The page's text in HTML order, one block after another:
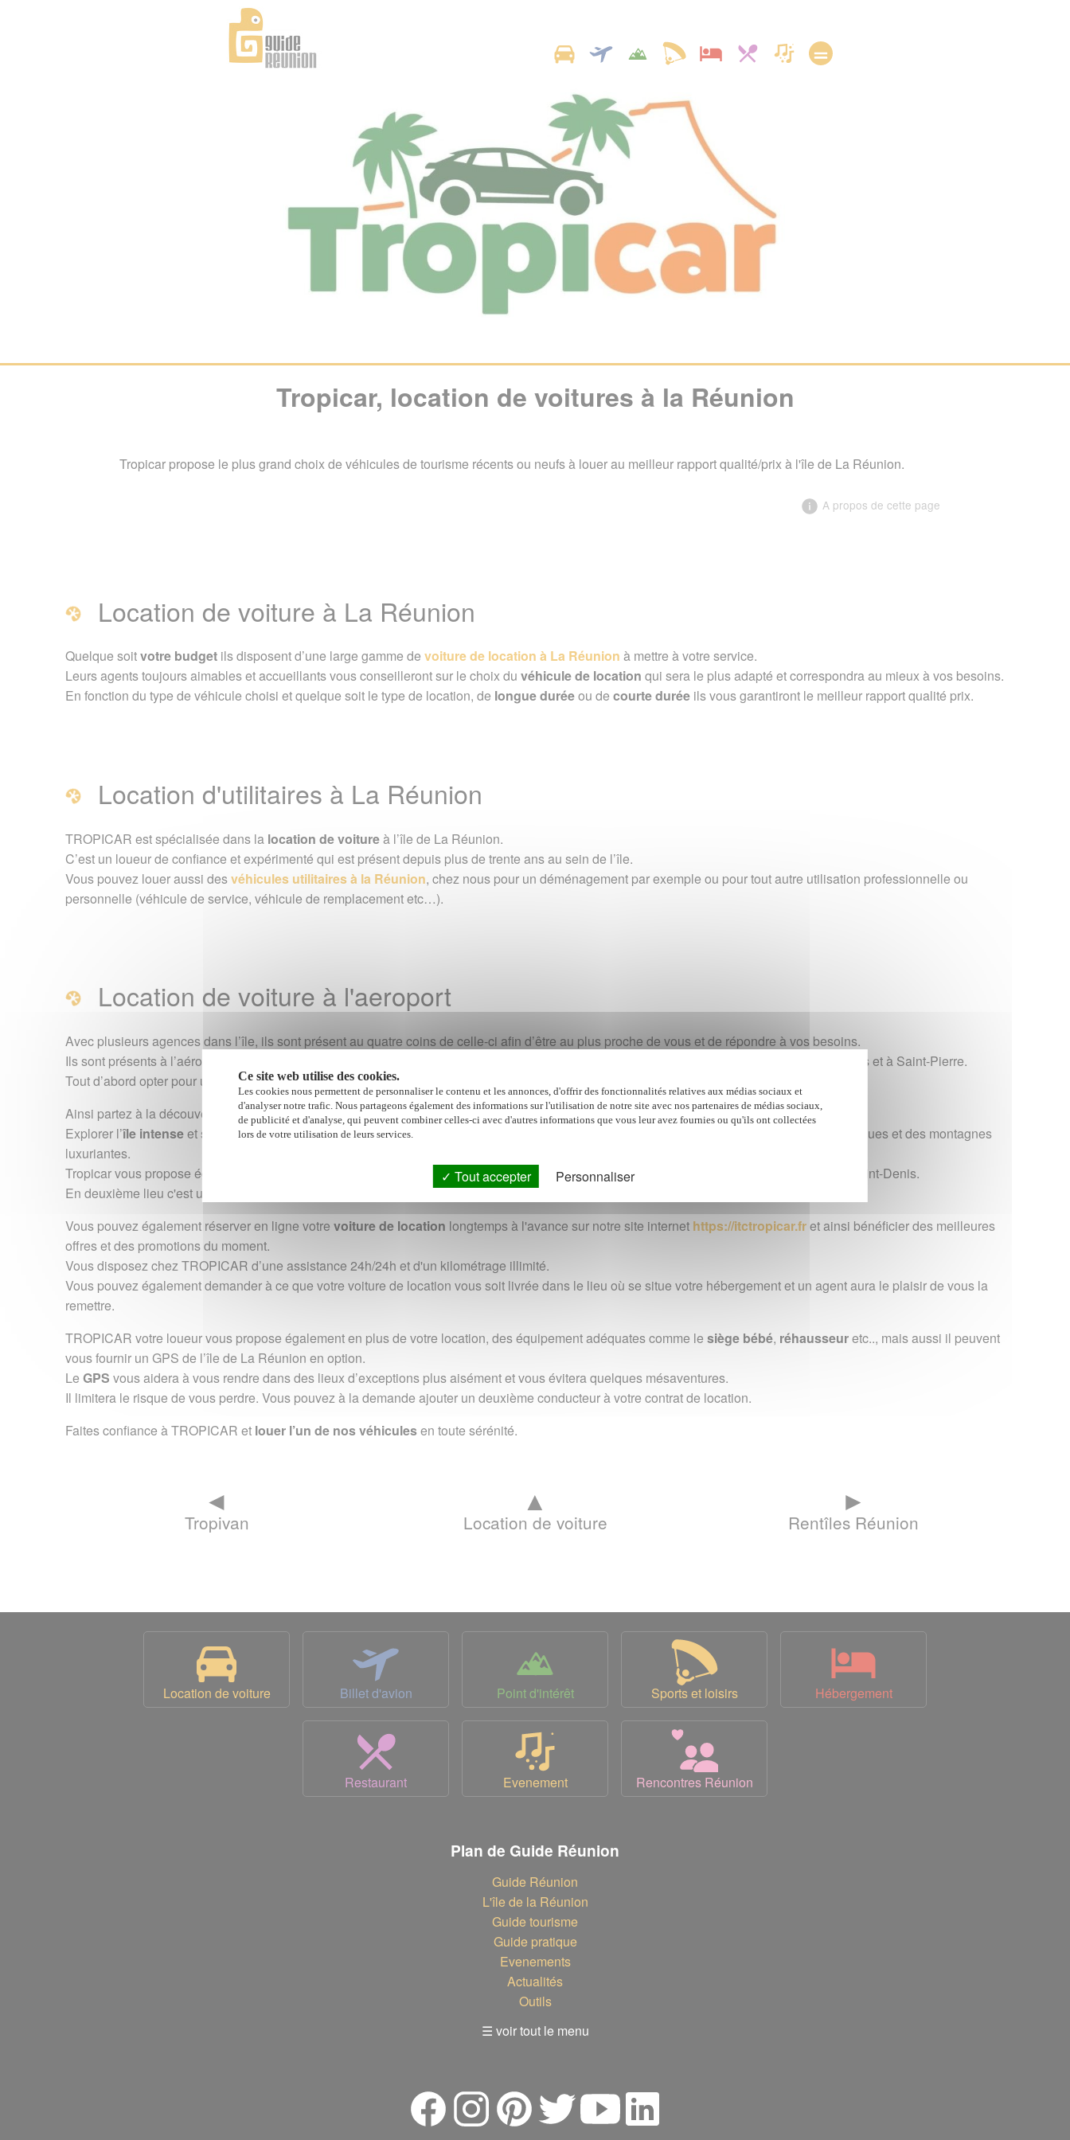
Tropicar, location de voitures à la Réunion
Tropicar propose le plus grand choix de véhicules de tourisme récents ou neufs à louer au meilleur rapport qualité/prix à l'île de La Réunion.
A propos de cette page
Page créée le 19 avril 2016. Dernière mise à jour le 25 mars 2025
Fiche partenaire de Guide Réunion
Cet établissement a opté pour unefiche partenaire
Location de voiture à La Réunion
Quelque soitvotre budgetils disposent d’une large gamme de voiture de location à La Réunion à mettre à votre service.
Leurs agents toujours aimables et accueillants vous conseilleront sur le choix du véhicule de location qui sera le plus adapté et correspondra au mieux à vos besoins.
En fonction du type de véhicule choisi et quelque soit le type de location, de longue duréeou de courte duréeils vous garantiront le meilleur rapport qualité prix.
Location d'utilitaires à La Réunion
TROPICAR est spécialisée dans la location de voitureà l’île de La Réunion.
C’est un loueur de confiance et expérimenté qui est présent depuis plus de trente ans au sein de l’île.
Vous pouvez louer aussi desvéhicules utilitaires à la Réunion, chez nous pour un déménagement par exemple ou pour tout autre utilisation professionnelle ou
personnelle (véhicule de service, véhicule de remplacement etc…).
Location de voiture à l'aeroport
Avec plusieurs agences dans l’île, ils sont présent au quatre coins de celle-ci afin d’être au plus proche de vous et de répondre à vos besoins.
Ils sont présents à l’aéroport de Roland Garros, et ils ont aussi une agence à Sainte-Marie, mais également une située à Saint-Gilles-Les-Bains et à Saint-Pierre.
Tout d’abord opter pour une réservation dans l’une deleurs agences
Ainsi partez à la découverte du territoire.
Explorer l’île intenseet ses merveilleux sites naturels et ses recoins dotés de plages aux couleurs d’azur et soyez émerveillé au coeur des cirques et des montagnes
luxuriantes.
Tropicar vous propose également le
de votre voiture directement avant votre départ sur place à l’aéroport de Roland Garros à Saint-Denis.
En deuxième lieu c'est une solution simple et rapide pour partir en toute sérénité.
Vous pouvez également réserver en ligne votre voiture de location longtemps à l'avance sur notre site internet https://itctropicar.fret ainsi bénéficier des meilleures
offres et des promotions du moment.
Vous disposez chez TROPICAR d’une assistance 24h/24h et d'un kilométrage illimité.
Vous pouvez également demander à ce que votre voiture de location vous soit livrée dans le lieu où se situe votre hébergement et un agent aura le plaisir de vous la
remettre.
TROPICAR votre loueur vous propose également en plus de votre location, des équipement adéquates comme le siège bébé, réhausseuretc.., mais aussi il peuvent
vous fournir un GPS de l’île de La Réunion en option.
Le GPS vous aidera à vous rendre dans des lieux d’exceptions plus aisément et vous évitera quelques mésaventures.
Il limitera le risque de vous perdre. Vous pouvez à la demande ajouter un deuxième conducteur à votre contrat de location.
Faites confiance à TROPICAR et louer l’un de nos véhiculesen toute sérénité.
◄
Tropivan
▲
Location de voiture
►
Rentîles Réunion
Location de voiture Billet d'avion Point d'intérêt Sports et loisirs Hébergement
Restaurant Evenement Rencontres Réunion
Plan de Guide Réunion
Guide Réunion
L'île de la Réunion
Guide tourisme
Guide pratique
Evenements
Actualités
Outils
☰ voir tout le menu
Ce site web utilise des cookies.
Les cookies nous permettent de personnaliser le contenu et les annonces, d'offrir des fonctionnalités relatives aux médias sociaux et
d'analyser notre trafic. Nous partageons également des informations sur l'utilisation de notre site avec nos partenaires de médias sociaux,
de publicité et d'analyse, qui peuvent combiner celles-ci avec d'autres informations que vous leur avez fournies ou qu'ils ont collectées
lors de votre utilisation de leurs services.
Tout accepter Personnaliser